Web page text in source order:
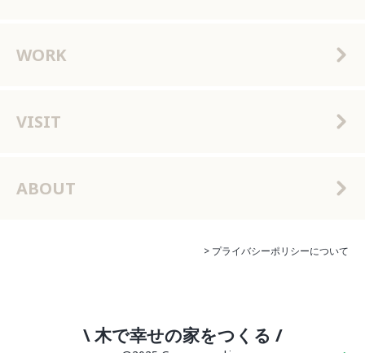
WORK
VISIT
ABOUT
> プライバシーポリシーについて
\ 木で幸せの家をつくる /